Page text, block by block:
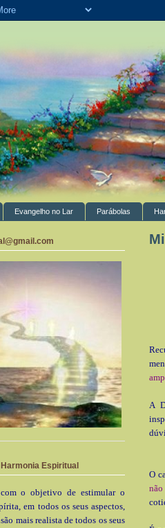
Evangelho no Lar Parábolas
A
O
não
Espiritual
o objetivo de estimular o
em todos os seus aspectos,
mais realista de todos os seus